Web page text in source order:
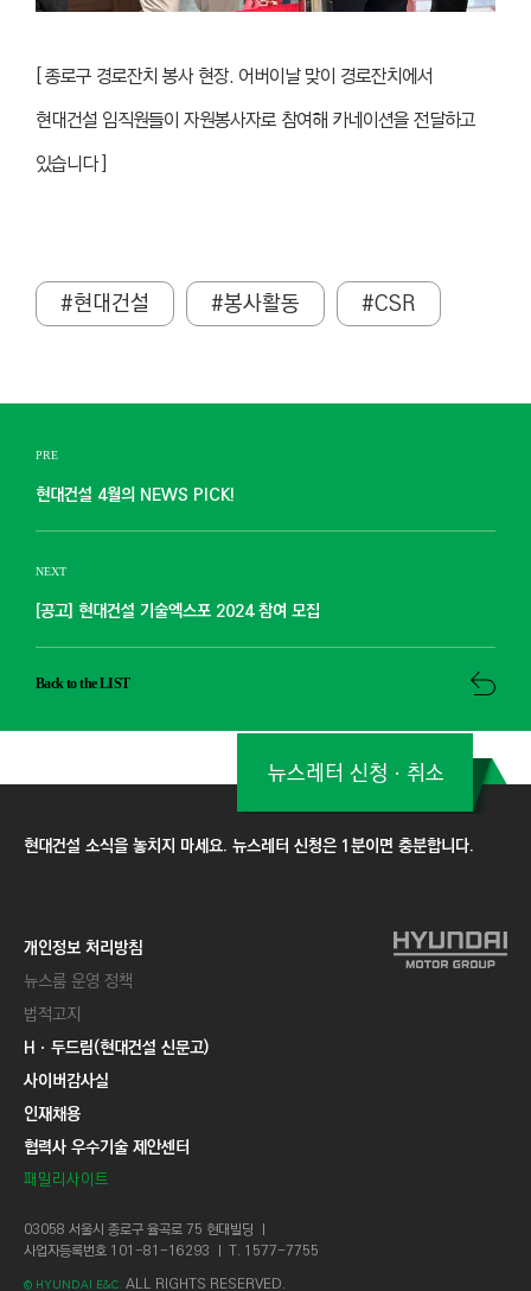
[ 종로구 경로잔치 봉사 현장. 어버이날 맞이 경로잔치에서
현대건설 임직원들이 자원봉사자로 참여해 카네이션을 전달하고
있습니다 ]
#현대건설 #봉사활동 #CSR
PRE
현대건설 4월의 NEWS PICK!
NEXT
[공고] 현대건설 기술엑스포 2024 참여 모집
Back to the LIST
현대건설 소식을 놓치지 마세요. 뉴스레터 신청은 1분이면 충분합니다.
뉴스레터 신청ㆍ취소
개인정보 처리방침
뉴스룸 운영 정책
법적고지
Hㆍ두드림(현대건설 신문고)
사이버감사실
인재채용
협력사 우수기술 제안센터
패밀리사이트
03058 서울시 종로구 율곡로 75 현대빌딩 ㅣ
사업자등록번호 101-81-16293 ㅣ T. 1577-7755
© HYUNDAI E&C. ALL RIGHTS RESERVED.